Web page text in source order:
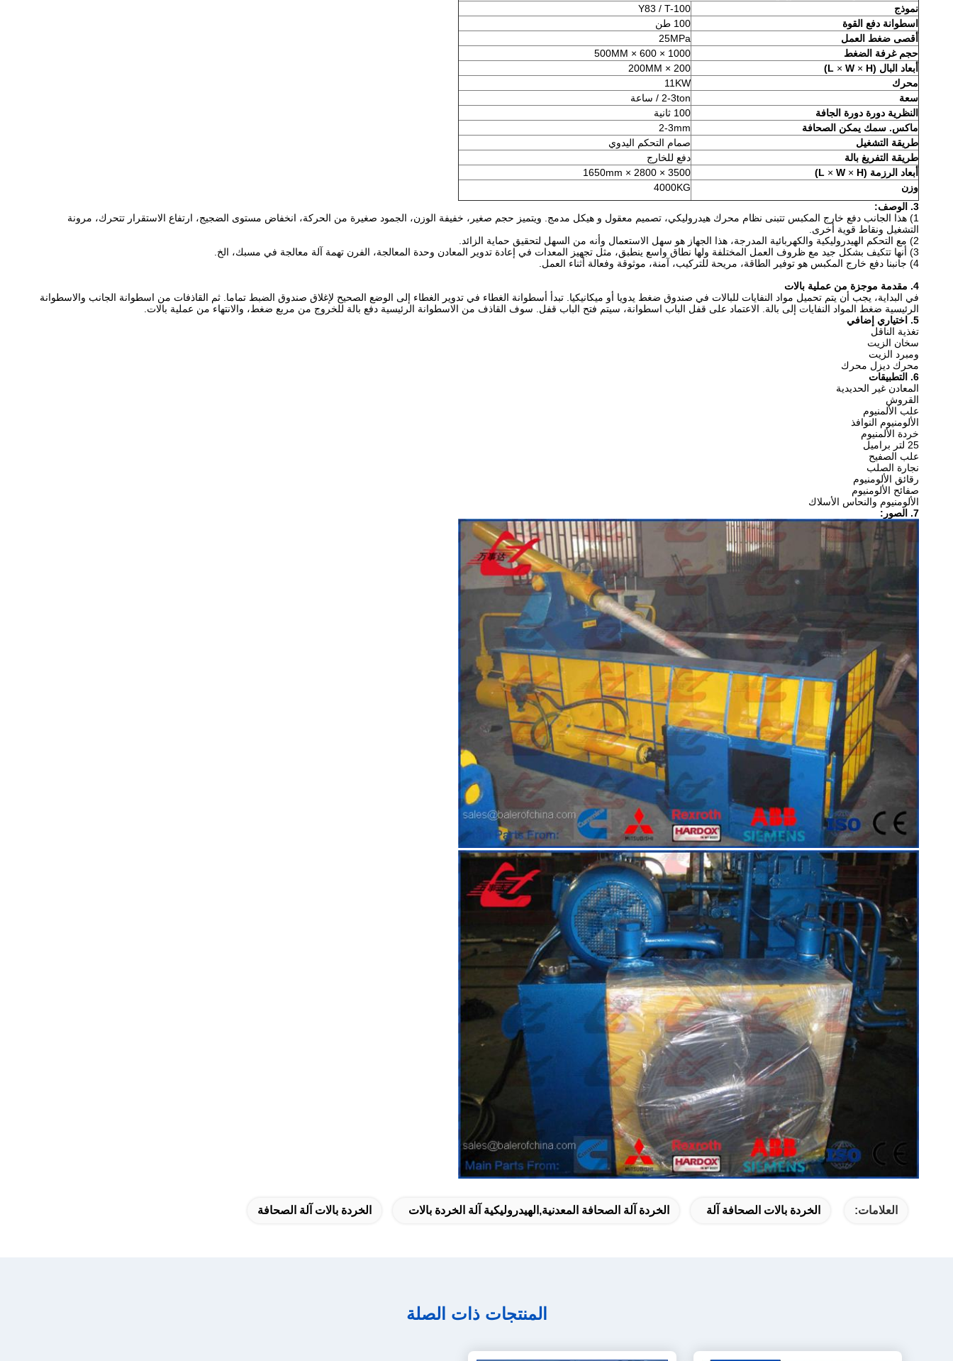
نموذج
Y83 / T-100
اسطوانة دفع القوة
100 طن
أقصى ضغط العمل
25MPa
حجم غرفة الضغط
1000 × 600 × 500MM
أبعاد البال (L
× W × H)
200 × 200MM
محرك
11KW
سعة
2-3ton / ساعة
النظرية دورة دورة الجافة
100 ثانية
ماكس. سمك يمكن الصحافة
2-3mm
طريقة التشغيل
صمام التحكم اليدوي
طريقة التفريغ بالة
دفع للخارج
أبعاد الرزمة (L
× W × H)
3500 × 2800 × 1650mm
وزن
4000KG
3. الوصف:
1) هذا الجانب دفع خارج المكبس تتبنى نظام محرك هيدروليكي، تصميم معقول و هيكل مدمج.
ويتميز حجم صغير، خفيفة الوزن، الجمود صغيرة من الحركة، انخفاض مستوى الضجيج، ارتفاع الاستقرار تتحرك، مرونة
التشغيل ونقاط قوية أخرى.
2) مع التحكم الهيدروليكية والكهربائية المدرجة، هذا الجهاز هو سهل الاستعمال وأنه من السهل لتحقيق حماية الزائد.
3) أنها تتكيف بشكل جيد مع ظروف العمل المختلفة ولها نطاق واسع ينطبق، مثل تجهيز المعدات في إعادة تدوير المعادن وحدة المعالجة، الفرن تهمة آلة معالجة في مسبك، الخ.
4) جانبنا دفع خارج المكبس هو توفير الطاقة، مريحة للتركيب، آمنة، موثوقة وفعالة أثناء العمل.
4. مقدمة موجزة من عملية بالات
في البداية، يجب أن يتم تحميل مواد النفايات للبالات في صندوق ضغط يدويا أو ميكانيكيا. تبدأ أسطوانة الغطاء في تدویر الغطاء إلی الوضع الصحیح لإغلاق صندوق الضبط تماما. ثم القاذفات من اسطوانة الجانب والاسطوانة
الرئيسية ضغط المواد النفايات إلى بالة.
الاعتماد على قفل الباب اسطوانة، سيتم فتح الباب قفل.
سوف القاذف من الاسطوانة الرئيسية دفع بالة للخروج من مربع ضغط، والانتهاء من عملية بالات.
5. اختياري إضافي
تغذية الناقل
سخان الزيت
ومبرد الزيت
محرك ديزل محرك
6. التطبيقات
المعادن غير الحديدية
القروش
علب الألمنيوم
الألومنيوم النوافذ
خردة الألمنيوم
25 لتر براميل
علب الصفيح
نجارة الصلب
رقائق الألومنيوم
صفائح الألومنيوم
الألومنيوم والنحاس الأسلاك
7. الصور:
العلامات: الخردة بالات الصحافة آلة الخردة آلة الصحافة المعدنية,الهيدروليكية آلة الخردة بالات الخردة بالات آلة الصحافة
المنتجات ذات الصلة